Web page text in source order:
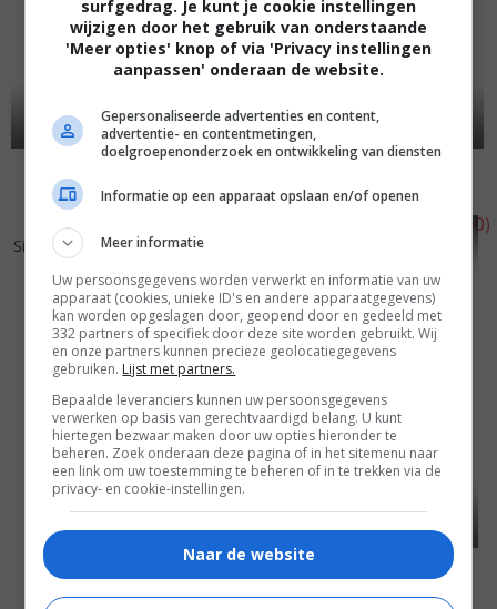
"No Tears" (2002)
6,2
Sinners (2002)
surfgedrag. Je kunt je cookie instellingen
wijzigen door het gebruik van onderstaande
'Meer opties' knop of via 'Privacy instellingen
aanpassen' onderaan de website.
Gepersonaliseerde advertenties en content,
advertentie- en contentmetingen,
doelgroepenonderzoek en ontwikkeling van diensten
Informatie op een apparaat opslaan en/of openen
Meer informatie
Uw persoonsgegevens worden verwerkt en informatie van uw
apparaat (cookies, unieke ID's en andere apparaatgegevens)
kan worden opgeslagen door, geopend door en gedeeld met
332 partners of specifiek door deze site worden gebruikt. Wij
en onze partners kunnen precieze geolocatiegegevens
gebruiken. Lijst met partners.
Bepaalde leveranciers kunnen uw persoonsgegevens
verwerken op basis van gerechtvaardigd belang. U kunt
hiertegen bezwaar maken door uw opties hieronder te
beheren. Zoek onderaan deze pagina of in het sitemenu naar
een link om uw toestemming te beheren of in te trekken via de
privacy- en cookie-instellingen.
Naar de website